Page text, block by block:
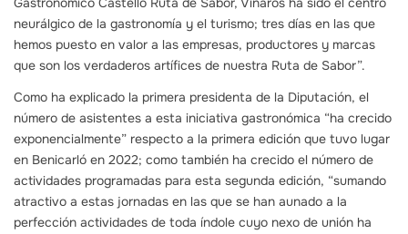
neurálgico de la gastronomía y el turismo; tres días en las que
hemos puesto en valor a las empresas, productores y marcas
que son los verdaderos artífices de nuestra Ruta de Sabor”.
Como ha explicado la primera presidenta de la Diputación, el
número de asistentes a esta iniciativa gastronómica “ha crecido
exponencialmente” respecto a la primera edición que tuvo lugar
en Benicarló en 2022; como también ha crecido el número de
actividades programadas para esta segunda edición, “sumando
atractivo a estas jornadas en las que se han aunado a la
perfección actividades de toda índole cuyo nexo de unión ha